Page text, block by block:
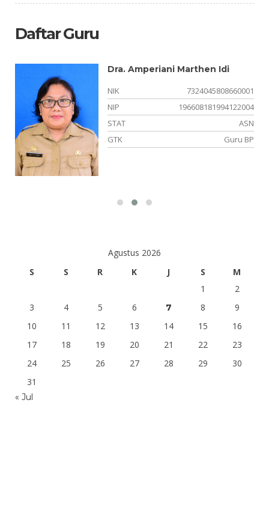
Daftar Guru
Dra. Amperiani Marthen Idi
NIK
7324045808660001
NIP
196608181994122004
STAT
ASN
GTK
Guru BP
Agustus 2026
S
S R K J S
M
1
2
3
4 5 6 7 8
9
10
11 12 13 14 15
16
17
18 19 20 21 22
23
24
25 26 27 28 29
30
31
« Jul